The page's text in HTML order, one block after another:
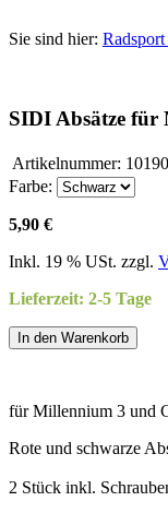
Sie sind hier:
SIDI Absätze
Artikelnummer:
Farbe:
5,90 €
Inkl. 19 % USt. zzgl.
Lieferzeit: 2-5 Tage
In den Warenkorb
für Millennium 3 und
Rote und schwarze
2 Stück inkl.